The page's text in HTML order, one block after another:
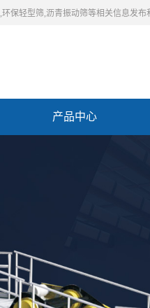
,环保轻型筛,沥青振动筛等相关信息发布
产品中心